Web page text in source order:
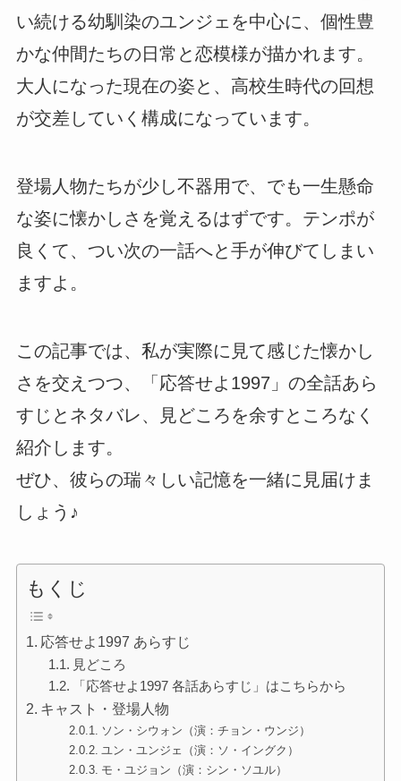
い続ける幼馴染のユンジェを中心に、個性豊
かな仲間たちの日常と恋模様が描かれます。
大人になった現在の姿と、高校生時代の回想
が交差していく構成になっています。
登場人物たちが少し不器用で、でも一生懸命
な姿に懐かしさを覚えるはずです。テンポが
良くて、つい次の一話へと手が伸びてしまい
ますよ。
この記事では、私が実際に見て感じた懐かし
さを交えつつ、「応答せよ1997」の全話あら
すじとネタバレ、見どころを余すところなく
紹介します。
ぜひ、彼らの瑞々しい記憶を一緒に見届けま
しょう♪
もくじ
応答せよ1997 あらすじ
見どころ
「応答せよ1997 各話あらすじ」はこちらから
キャスト・登場人物
ソン・シウォン（演：チョン・ウンジ）
ユン・ユンジェ（演：ソ・イングク）
モ・ユジョン（演：シン・ソユル）